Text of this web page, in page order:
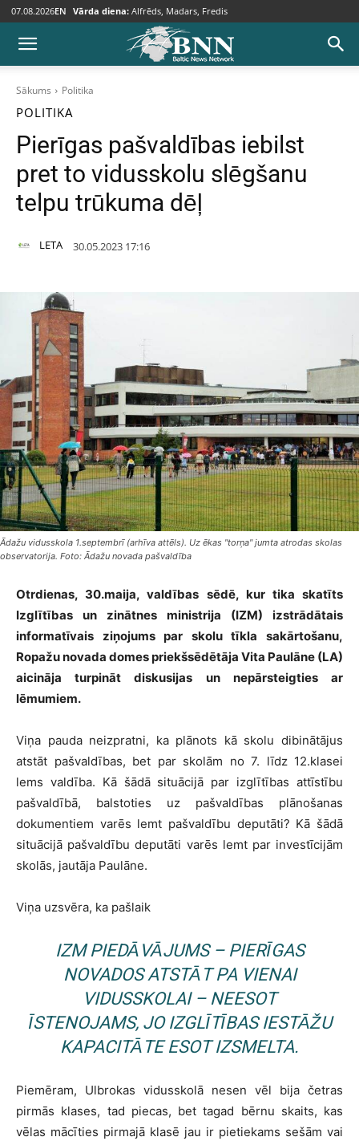
07.08.2026EN Vārda diena: Alfrēds, Madars, Fredis
Sākums Politika
POLITIKA
Pierīgas pašvaldības iebilst
pret to vidusskolu slēgšanu
telpu trūkuma dēļ
LETA 30.05.2023 17:16
Ādažu vidusskola 1.septembrī (arhīva attēls). Uz ēkas "torņa" jumta atrodas skolas
observatorija. Foto: Ādažu novada pašvaldība
Otrdienas, 30.maija, valdības sēdē, kur tika skatīts
Izglītības un zinātnes ministrija (IZM) izstrādātais
informatīvais ziņojums par skolu tīkla sakārtošanu,
Ropažu novada domes priekšsēdētāja Vita Paulāne (LA)
aicināja turpināt diskusijas un nepārsteigties ar
lēmumiem.
Viņa pauda neizpratni, ka plānots kā skolu dibinātājus
atstāt pašvaldības, bet par skolām no 7. līdz 12.klasei
lems valdība. Kā šādā situācijā par izglītības attīstību
pašvaldībā, balstoties uz pašvaldības plānošanas
dokumentiem varēs lemt pašvaldību deputāti? Kā šādā
situācijā pašvaldību deputāti varēs lemt par investīcijām
skolās, jautāja Paulāne.
Viņa uzsvēra, ka pašlaik
IZM PIEDĀVĀJUMS – PIERĪGAS
NOVADOS ATSTĀT PA VIENAI
VIDUSSKOLAI – NEESOT
ĪSTENOJAMS, JO IZGLĪTĪBAS IESTĀŽU
KAPACITĀTE ESOT IZSMELTA.
Piemēram, Ulbrokas vidusskolā nesen vēl bija četras
pirmās klases, tad piecas, bet tagad bērnu skaits, kas
vēlas mācīties pirmajā klasē jau ir pietiekams sešām vai